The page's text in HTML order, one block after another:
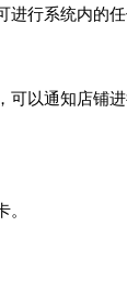
行系统内的任
通知店铺